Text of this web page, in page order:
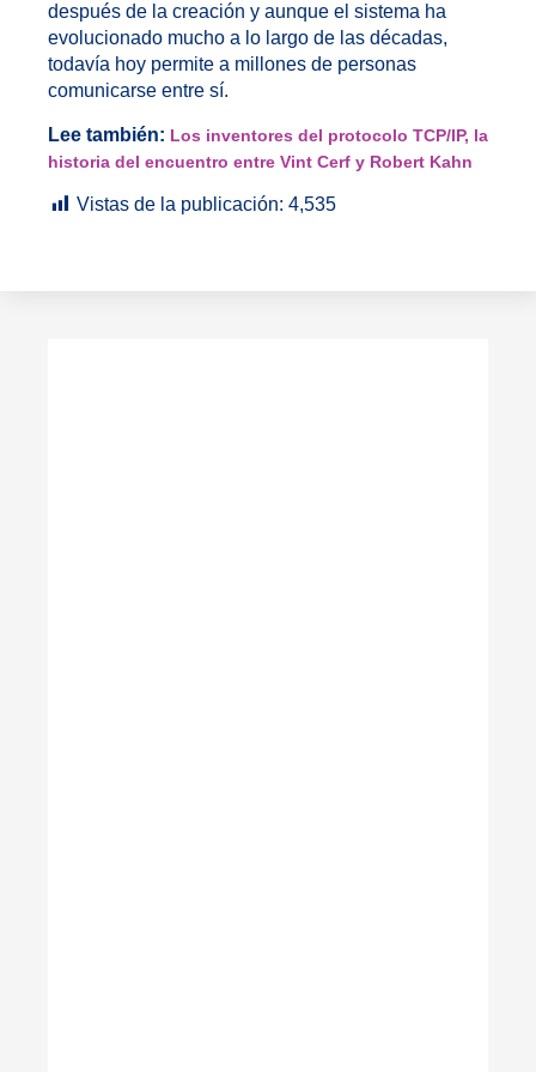
después de la creación y aunque el sistema ha
evolucionado mucho a lo largo de las décadas,
todavía hoy permite a millones de personas
comunicarse entre sí.
Lee también: Los inventores del protocolo TCP/IP, la
historia del encuentro entre Vint Cerf y Robert Kahn
Vistas de la publicación: 4,535